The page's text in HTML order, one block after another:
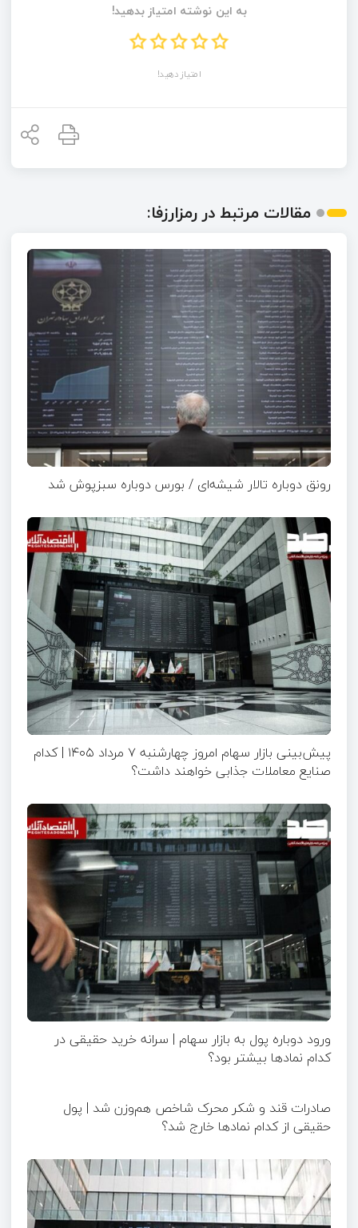
به این نوشته امتیاز بدهید!
امتیاز دهید!
مقالات مرتبط در رمزارزفا:
رونق دوباره تالار شیشه‌ای / بورس دوباره سبزپوش شد
پیش‌بینی بازار سهام امروز چهارشنبه ۷ مرداد ۱۴۰۵ | کدام
صنایع معاملات جذابی خواهند داشت؟
ورود دوباره پول به بازار سهام | سرانه خرید حقیقی در
کدام نماد‌ها بیشتر بود؟
صادرات قند و شکر محرک شاخص هم‌وزن شد | پول
حقیقی از کدام نماد‌ها خارج شد؟